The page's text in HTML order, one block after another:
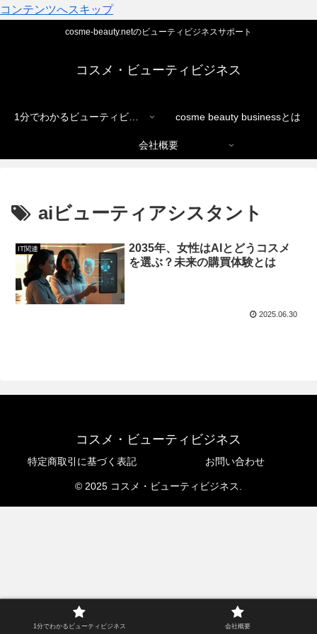
コンテンツへスキップ
cosme-beauty.netのビューティビジネスサポート
コスメ・ビューティビジネス
1分でわかるビューティビジネス cosme beauty businessとは
会社概要
aiビューティアシスタント
IT関連
2035年、女性はAIとどうコスメ
を選ぶ？未来の購買体験とは
2025.06.30
コスメ・ビューティビジネス
特定商取引に基づく表記 お問い合わせ
© 2025 コスメ・ビューティビジネス.
1分でわかるビューティビジネス 会社概要